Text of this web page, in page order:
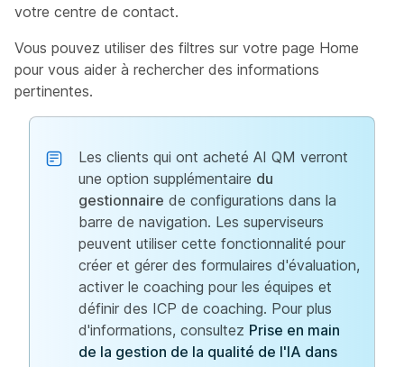
votre centre de contact.
Vous pouvez utiliser des filtres sur votre page Home
pour vous aider à rechercher des informations
pertinentes.
Les clients qui ont acheté AI QM verront
une option supplémentaire du
gestionnaire de configurations dans la
barre de navigation. Les superviseurs
peuvent utiliser cette fonctionnalité pour
créer et gérer des formulaires d'évaluation,
activer le coaching pour les équipes et
définir des ICP de coaching. Pour plus
d'informations, consultez Prise en main
de la gestion de la qualité de l'IA dans